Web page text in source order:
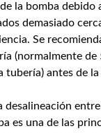
la bomba debido
demasiado
Se
(normalmente de
tubería) antes de
desalineación
es una de las